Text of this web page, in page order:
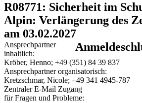
R08771: Sicherheit im
Alpin: Verlängerung des
am 03.02.2027
Ansprechpartner
inhaltlich:
Kröber, Henno; +49 (351) 84 39 837
Ansprechpartner organisatorisch:
Kretzschmar, Nicole; +49 341 4945-787
Zentraler E-Mail Zugang
für Fragen und Probleme: